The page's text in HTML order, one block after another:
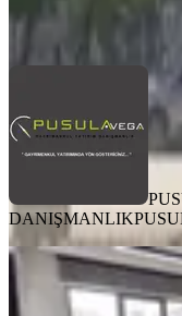
DANIŞMANLIK
YENİ
Avm